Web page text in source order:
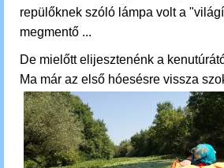
repülőknek szóló lámpa volt a
megmentő ...
De mielőtt elijesztenénk a
Ma már az első hóesésre vissza